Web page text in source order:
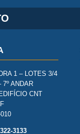
1 – LOTES 3/4
7º ANDAR
CNT
3133